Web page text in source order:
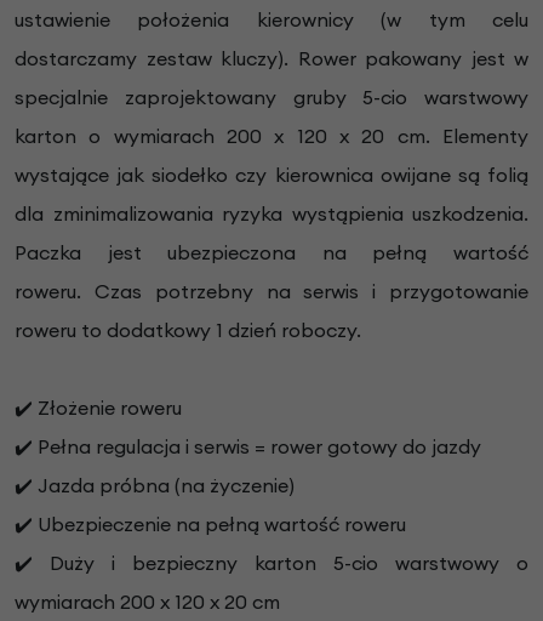
ustawienie położenia kierownicy (w tym celu
dostarczamy zestaw kluczy). Rower pakowany jest w
specjalnie zaprojektowany gruby 5-cio warstwowy
karton o wymiarach 200 x 120 x 20 cm. Elementy
wystające jak siodełko czy kierownica owijane są folią
dla zminimalizowania ryzyka wystąpienia uszkodzenia.
Paczka jest ubezpieczona na pełną wartość
roweru. Czas potrzebny na serwis i przygotowanie
roweru to dodatkowy 1 dzień roboczy.
✔️ Złożenie roweru
✔️ Pełna regulacja i serwis = rower gotowy do jazdy
✔️ Jazda próbna (na życzenie)
✔️ Ubezpieczenie na pełną wartość roweru
✔️ Duży i bezpieczny karton 5-cio warstwowy o
wymiarach 200 x 120 x 20 cm